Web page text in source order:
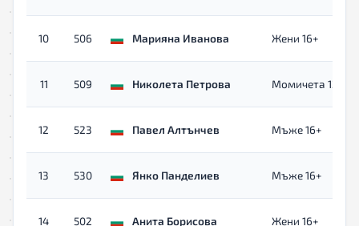
10 506 Марияна Иванова Жени 16+
11 509 Николета Петрова Момичета 12-15
12 523 Павел Алтънчев Мъже 16+
13 530 Янко Панделиев Мъже 16+
14 502 Анита Борисова Жени 16+